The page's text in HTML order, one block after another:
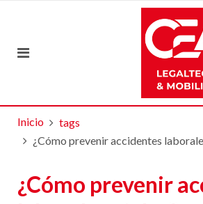
Inicio
tags
¿Cómo prevenir accidentes
¿Cómo prevenir